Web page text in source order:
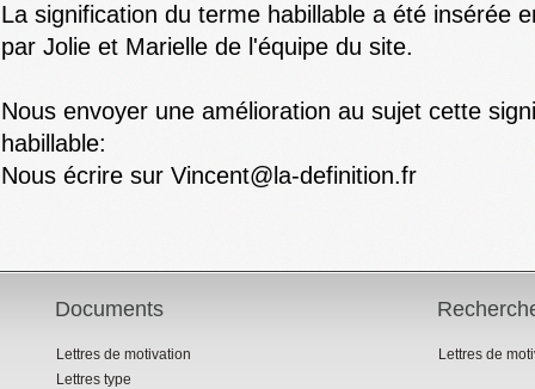
La signification du terme habillable a été insérée
par Jolie et Marielle de l'équipe du site.
Nous envoyer une amélioration au sujet cette
habillable:
Nous écrire sur Vincent@la-definition.fr
Documents
Lettres de motivation
Lettres type
Lettres de